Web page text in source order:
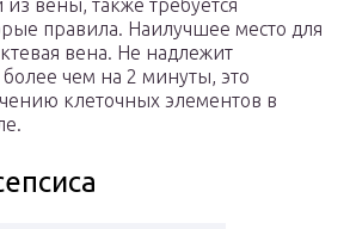
вены, также требуется
правила. Наилучшее место для
вена. Не надлежит
более чем на 2 минуты, это
клеточных элементов в